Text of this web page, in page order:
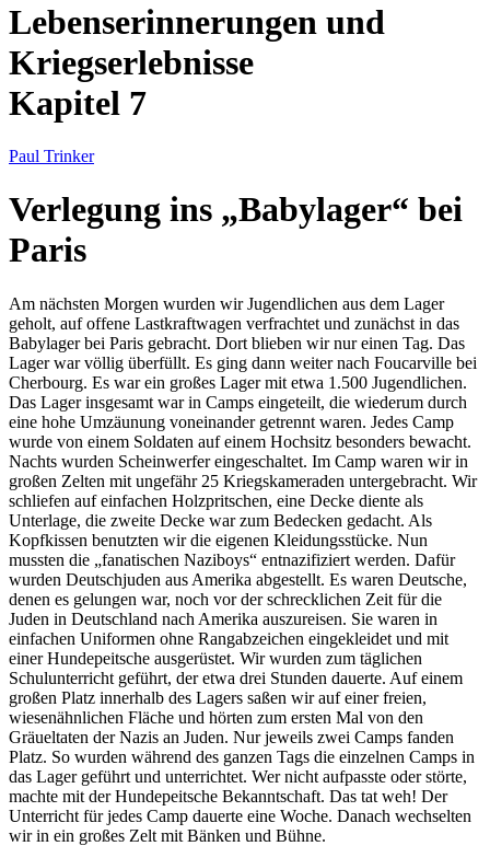
Lebenserinnerungen und
Kriegserlebnisse
Kapitel 7
Paul Trinker
Verlegung ins Babylager
bei
Paris
Am nächsten Morgen wurden wir Jugendlichen aus dem Lager
geholt, auf offene Lastkraftwagen verfrachtet und zunächst in das
Babylager bei Paris gebracht. Dort blieben wir nur einen Tag. Das
Lager war völlig überfüllt. Es ging dann weiter nach Foucarville bei
Cherbourg. Es war ein großes Lager mit etwa 1.500 Jugendlichen.
Das Lager insgesamt war in Camps eingeteilt, die wiederum durch
eine hohe Umzäunung voneinander getrennt waren. Jedes Camp
wurde von einem Soldaten auf einem Hochsitz besonders bewacht.
Nachts wurden Scheinwerfer eingeschaltet. Im Camp waren wir in
großen Zelten mit ungefähr 25 Kriegskameraden untergebracht. Wir
schliefen auf einfachen Holzpritschen, eine Decke diente als
Unterlage, die zweite Decke war zum Bedecken gedacht. Als
Kopfkissen benutzten wir die eigenen Kleidungsstücke. Nun
mussten die
fanatischen Naziboys
entnazifiziert werden. Dafür
wurden Deutschjuden aus Amerika abgestellt. Es waren Deutsche,
denen es gelungen war, noch vor der schrecklichen Zeit für die
Juden in Deutschland nach Amerika auszureisen. Sie waren in
einfachen Uniformen ohne Rangabzeichen eingekleidet und mit
einer Hundepeitsche ausgerüstet. Wir wurden zum täglichen
Schulunterricht geführt, der etwa drei Stunden dauerte. Auf einem
großen Platz innerhalb des Lagers saßen wir auf einer freien,
wiesenähnlichen Fläche und hörten zum ersten Mal von den
Gräueltaten der Nazis an Juden. Nur jeweils zwei Camps fanden
Platz. So wurden während des ganzen Tags die einzelnen Camps in
das Lager geführt und unterrichtet. Wer nicht aufpasste oder störte,
machte mit der Hundepeitsche Bekanntschaft. Das tat weh! Der
Unterricht für jedes Camp dauerte eine Woche. Danach wechselten
wir in ein großes Zelt mit Bänken und Bühne.